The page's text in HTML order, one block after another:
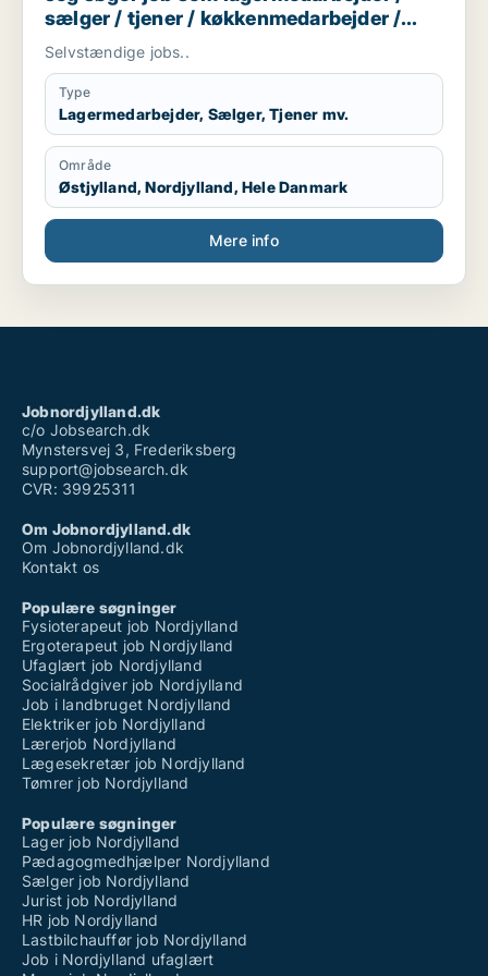
• Jeg er kollegial og god til at planlægge mit arbejde
• Jeg er venlig, positiv og vant til at arbejde hårdt.
sælger / tjener / køkkenmedarbejder /
butiksmedarbejder
Selvstændige jobs..
Type
Lagermedarbejder, Sælger, Tjener mv.
Område
Østjylland, Nordjylland, Hele Danmark
Mere info
Jobnordjylland.dk
c/o Jobsearch.dk
Mynstersvej 3, Frederiksberg
support@jobsearch.dk
CVR: 39925311
Om Jobnordjylland.dk
Om Jobnordjylland.dk
Kontakt os
Populære søgninger
Fysioterapeut job Nordjylland
Ergoterapeut job Nordjylland
Ufaglært job Nordjylland
Socialrådgiver job Nordjylland
Job i landbruget Nordjylland
Elektriker job Nordjylland
Lærerjob Nordjylland
Lægesekretær job Nordjylland
Tømrer job Nordjylland
Populære søgninger
Lager job Nordjylland
Pædagogmedhjælper Nordjylland
Sælger job Nordjylland
Jurist job Nordjylland
HR job Nordjylland
Lastbilchauffør job Nordjylland
Job i Nordjylland ufaglært